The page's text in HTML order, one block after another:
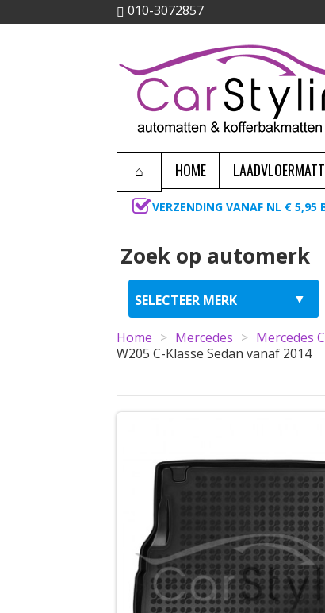
010-3072857
HOME
VERZENDING VANAF NL € 5,95
Zoek op automerk
Home > Mercedes > Mercedes
W205 C-Klasse Sedan vanaf 2014